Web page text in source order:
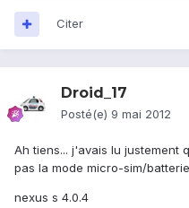
Citer
Droid_17
Posté(e) 9 mai 2012
Ah tiens... j'avais lu justement
pas la mode micro-sim/
nexus s 4.0.4